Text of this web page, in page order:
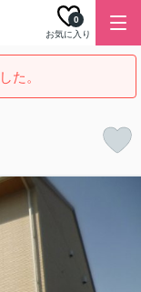
お気に入り
0
た。